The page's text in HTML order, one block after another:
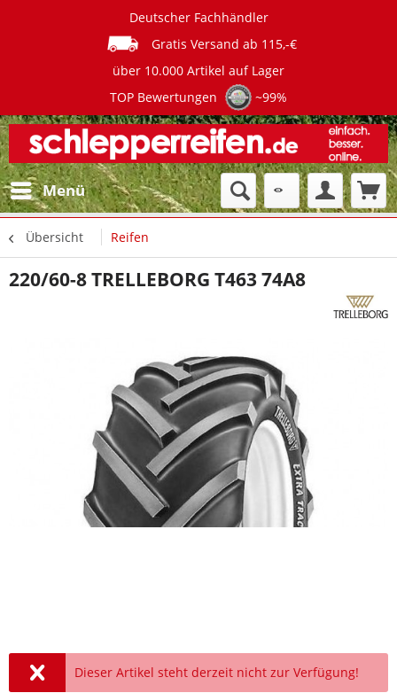
Deutscher Fachhändler
Gratis Versand ab 115,-€
über 10.000 Artikel auf Lager
TOP Bewertungen
~99%
Menü
Übersicht Reifen
220/60-8 TRELLEBORG T463 74A8
Dieser Artikel steht derzeit nicht zur Verfügung!